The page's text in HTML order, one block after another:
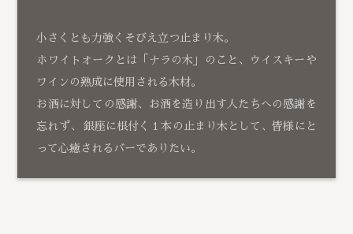
小さくとも力強くそびえ立つ止まり木。
ホワイトオークとは「ナラの木」のこと、ウイスキーや
ワインの熟成に使用される木材。
お酒に対しての感謝、お酒を造り出す人たちへの感謝を
忘れず、 銀座に根付く１本の止まり木として、皆様にと
って心癒されるバーでありたい。